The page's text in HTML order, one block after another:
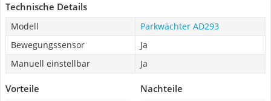
Technische Details
Modell
Parkwächter ‎AD293
Bewegungssensor
Ja
Manuell einstellbar
Ja
Vorteile Nachteile